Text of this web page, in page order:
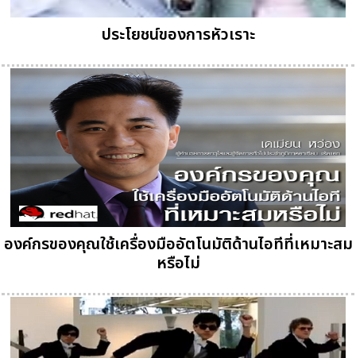
ประโยชน์ของการหัวเราะ
องค์กรของคุณใช้เครื่องมืออัตโนมัติด้านไอทีที่เหมาะสม
หรือไม่